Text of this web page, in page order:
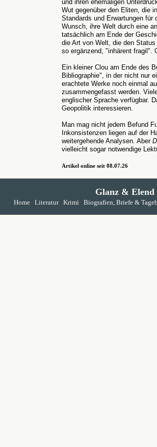
und ihren ehemaligen
Wut gegenüber den Eliten, die
Standards und Erwartungen für
Wunsch, ihre Welt durch eine
tatsächlich am Ende der
die Art von Welt, die den
so ergänzend, "inhärent fragil".
Ein kleiner Clou am Ende des
Bibliographie", in der nicht nur
erachtete Werke noch einmal
zusammengefasst werden.
englischer Sprache verfügbar.
Geopolitik interessieren.
Man mag nicht jedem Befund
Inkonsistenzen liegen auf der
weitergehende Analysen. Aber
vielleicht sogar notwendige
Artikel online seit 08.07.26
Glanz & Elend
Home Literatur Krimi Biografien, Briefe &